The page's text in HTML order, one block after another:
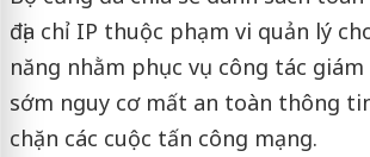
địa chỉ IP thuộc phạm vi quản lý
năng nhằm phục vụ công tác
sớm nguy cơ mất an toàn thông
chặn các cuộc tấn công mạng.